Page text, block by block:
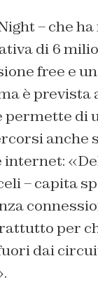
– che
di 6
free e
è prevista
permette di
anche
internet:
– capita
per
dai